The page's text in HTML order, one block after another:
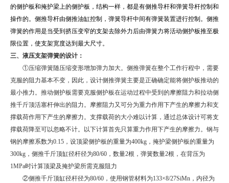
的侧护板和掩护梁上的侧护板，结构一样，都是有侧推导杆和弹簧导杆控制和
操作的。侧推导杆由侧推油缸控制，弹簧导杆中间有弹簧装置进行控制。侧推
弹簧的作用是当受到挤压变窄的支架去除外力后由弹簧力将活动侧护板推至极
限位置，使支架宽度达到最大尺寸。
三、液压支架弹簧的设计：
①压缩弹簧随压缩变形增加弹力加大。侧推弹簧在整个工作行程中，需要
克服的阻力基本不变，因此，设计侧推弹簧主要是正确确定能将侧护板推动的
最小推力。推动侧护板需要克服侧护板在运动过程中受到的摩擦阻力和拉动侧
推千斤顶活塞杆伸出的阻力。摩擦阻力又可分为重力作用下产生的摩擦力和支
撑载荷作用下产生的摩擦力。支撑载荷的大小难以计算，通过总体设计可将支
撑载荷降至可以忽略不计。以下计算首先只算重力作用下产生的摩擦力。钢与
钢的摩擦系数为0.15 ，设顶梁侧护板的重量为400kg ，掩护梁侧护板的重量为
300kg ，侧推千斤顶缸径杆径为80/60 ，数量2根，弹簧数量2根，在背压为
1MPa时计算顶梁及掩护梁所需克服阻力
②侧推千斤顶缸径杆径为80/60 ，使用钢管材料为133×8/27SiMn ，内径为